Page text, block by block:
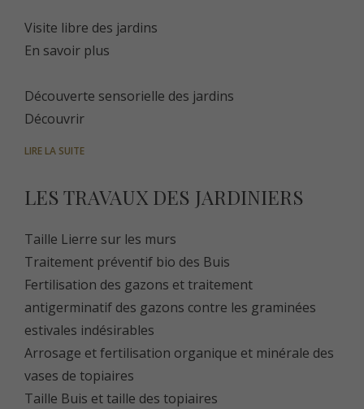
Visite libre des jardins
En savoir plus
Découverte sensorielle des jardins
Découvrir
LIRE LA SUITE
LES TRAVAUX DES JARDINIERS
Taille Lierre sur les murs
Traitement préventif bio des Buis
Fertilisation des gazons et traitement
antigerminatif des gazons contre les graminées
estivales indésirables
Arrosage et fertilisation organique et minérale des
vases de topiaires
Taille Buis et taille des topiaires